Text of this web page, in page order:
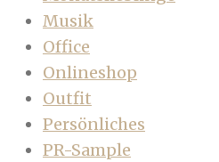
Musik
Office
Onlineshop
Outfit
Persönliches
PR-Sample